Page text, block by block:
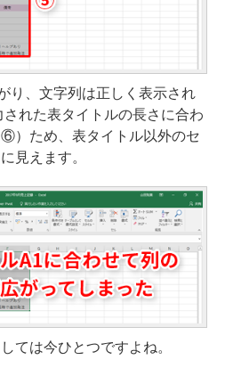
り、文字列は正しく表示され
れた表タイトルの長さに合わ
）ため、表タイトル以外のセ
見えます。
ては今ひとつですよね。